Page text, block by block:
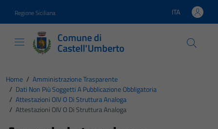
Regione Siciliana Lingua attiva:
ITA
Comune di
Castell'Umberto
Home / Amministrazione Trasparente
/ Dati Non Più Soggetti A Pubblicazione Obbligatoria
/ Attestazioni OIV O Di Struttura Analoga
/ Attestazioni OIV O Di Struttura Analoga